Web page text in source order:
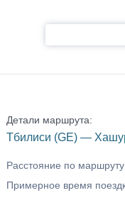
Детали маршрута:
Тбилиси (GE) —
Расстояние по
Примерное время